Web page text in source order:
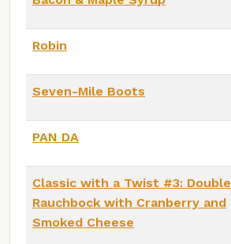
Robin
Seven-Mile Boots
PAN DA
Classic with a Twist #3: Double
Rauchbock with Cranberry and
Smoked Cheese